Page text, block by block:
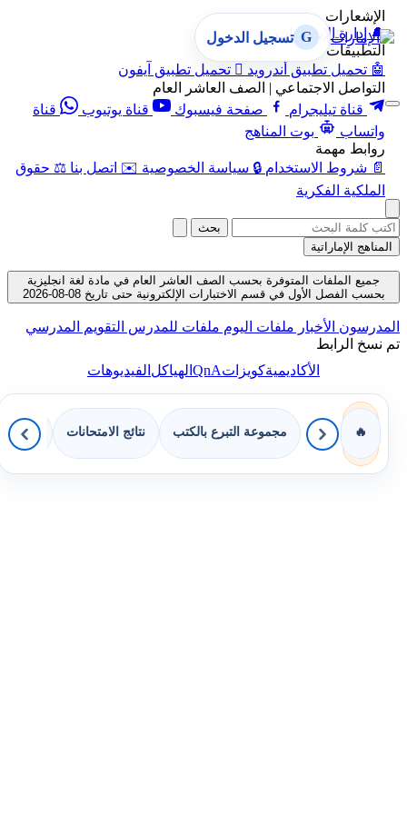
الإشعارات
🔔 إدارة الإشعارات
التطبيقات
🤖 تحميل تطبيق أندرويد  تحميل تطبيق آيفون
التواصل الاجتماعي | الصف العاشر العام
قناة تيليجرام
صفحة فيسبوك قناة يوتيوب
قناة
واتساب
بوت المناهج
روابط مهمة
📄 شروط الاستخدام 🔒 سياسة الخصوصية ✉️ اتصل بنا ⚖️ حقوق
الملكية الفكرية
G تسجيل الدخول
بحث
المناهج الإماراتية
جميع الملفات المتوفرة بحسب الصف العاشر العام في مادة لغة انجليزية
بحسب الفصل الأول في قسم الاختبارات الإلكترونية حتى تاريخ 08-08-2026
المدرسون الأخبار ملفات اليوم ملفات للمدرس التقويم المدرسي
تم نسخ الرابط
الأكاديميةكويزاتQnAالهياكلالفيديوهات
🔥 مجموعة التبرع بالكتب نتائج الامتحانات